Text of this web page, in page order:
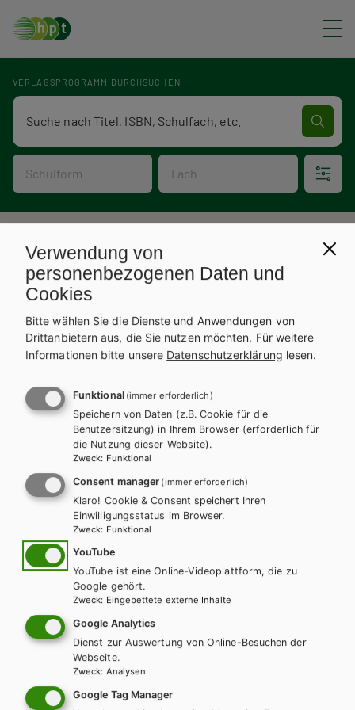
VERLAGSPROGRAMM DURCHSUCHEN
Schulform Fach
Verlagsprogramm Volltextsuche
P
d
n
a
g
o
V
e
a
p
o
m
Es konnten keine passenden
Produkte gefunden werden.
Ändern Sie die Suchkriterien oder setzten Sie die Suche
zurück.
Zurücksetzen
Wir sind gerne für Sie da!
Verwendung von
personenbezogenen Daten und
Cookies
Bitte wählen Sie die Dienste und Anwendungen von
Drittanbietern aus, die Sie nutzen möchten. Für weitere
Informationen bitte unsere Datenschutzerklärung lesen.
Funktional (immer erforderlich)
Speichern von Daten (z.B. Cookie für die
Benutzersitzung) in Ihrem Browser (erforderlich für
die Nutzung dieser Website).
Zweck: Funktional
Consent manager (immer erforderlich)
Klaro! Cookie & Consent speichert Ihren
Einwilligungsstatus im Browser.
Zweck: Funktional
YouTube
YouTube ist eine Online-Videoplattform, die zu
Google gehört.
Zweck: Eingebettete externe Inhalte
Google Analytics
Dienst zur Auswertung von Online-Besuchen der
Webseite.
Zweck: Analysen
Google Tag Manager